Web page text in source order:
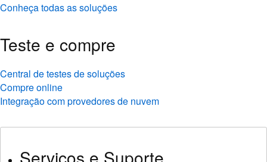
Conheça todas as soluções
Teste e compre
Central de testes de soluções
Compre online
Integração com provedores de nuvem
Serviços e Suporte